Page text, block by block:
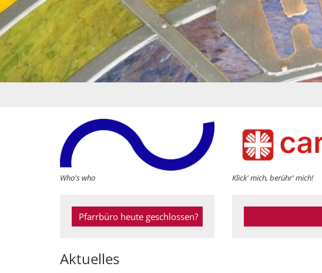
Who's who Klick' mich, berühr' mich!
Pfarrbüro heute geschlossen?
Aktuelles